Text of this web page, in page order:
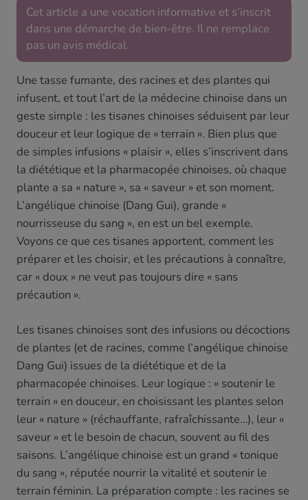
Cet article a une vocation informative et s’inscrit
dans une démarche de bien-être. Il ne remplace
pas un avis médical.
Une tasse fumante, des racines et des plantes qui
infusent, et tout l’art de la médecine chinoise dans un
geste simple : les tisanes chinoises séduisent par leur
douceur et leur logique de « terrain ». Bien plus que
de simples infusions « plaisir », elles s’inscrivent dans
la diététique et la pharmacopée chinoises, où chaque
plante a sa « nature », sa « saveur » et son moment.
L’angélique chinoise (Dang Gui), grande «
nourrisseuse du sang », en est un bel exemple.
Voyons ce que ces tisanes apportent, comment les
préparer et les choisir, et les précautions à connaître,
car « doux » ne veut pas toujours dire « sans
précaution ».
Les tisanes chinoises sont des infusions ou décoctions
de plantes (et de racines, comme l’angélique chinoise
Dang Gui) issues de la diététique et de la
pharmacopée chinoises. Leur logique : « soutenir le
terrain » en douceur, en choisissant les plantes selon
leur « nature » (réchauffante, rafraîchissante…), leur «
saveur » et le besoin de chacun, souvent au fil des
saisons. L’angélique chinoise est un grand « tonique
du sang », réputée nourrir la vitalité et soutenir le
terrain féminin. La préparation compte : les racines se